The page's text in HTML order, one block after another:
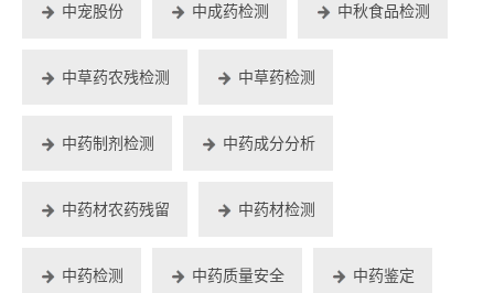
中宠股份 中成药检测 中秋食品检测
中草药农残检测 中草药检测
中药制剂检测 中药成分分析
中药材农药残留 中药材检测
中药检测 中药质量安全 中药鉴定